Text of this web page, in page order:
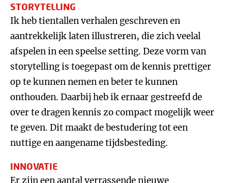
STORYTELLING
Ik heb tientallen verhalen geschreven en
aantrekkelijk laten illustreren, die zich veelal
afspelen in een speelse setting. Deze vorm van
storytelling is toegepast om de kennis prettiger
op te kunnen nemen en beter te kunnen
onthouden. Daarbij heb ik ernaar gestreefd de
over te dragen kennis zo compact mogelijk weer
te geven. Dit maakt de bestudering tot een
nuttige en aangename tijdsbesteding.
INNOVATIE
Er zijn een aantal verrassende nieuwe